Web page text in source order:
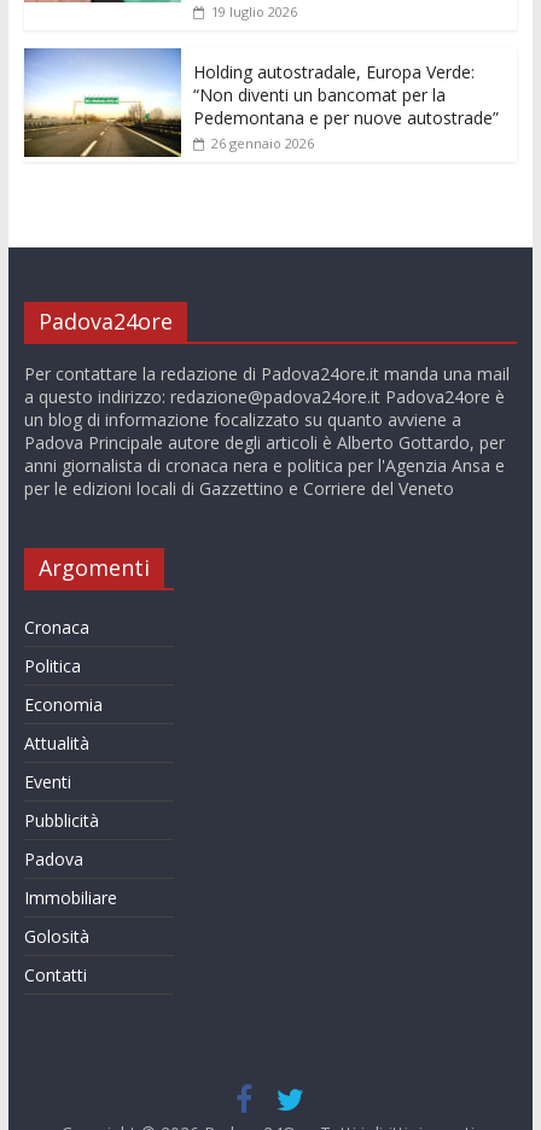
19 luglio 2026
Holding autostradale, Europa Verde:
“Non diventi un bancomat per la
Pedemontana e per nuove autostrade”
26 gennaio 2026
Padova24ore
Per contattare la redazione di Padova24ore.it manda una mail
a questo indirizzo: redazione@padova24ore.itPadova24ore è
un blog di informazione focalizzato su quanto avviene a
Padova Principale autore degli articoli è Alberto Gottardo, per
anni giornalista di cronaca nera e politica per l'Agenzia Ansa e
per le edizioni locali di Gazzettino e Corriere del Veneto
Argomenti
Cronaca
Politica
Economia
Attualità
Eventi
Pubblicità
Padova
Immobiliare
Golosità
Contatti